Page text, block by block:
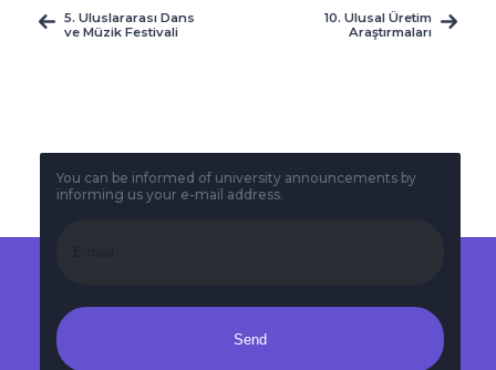
5. Uluslararası Dans
ve Müzik Festivali
10. Ulusal Üretim
Araştırmaları
You can be informed of university announcements by
informing us your e-mail address.
Send